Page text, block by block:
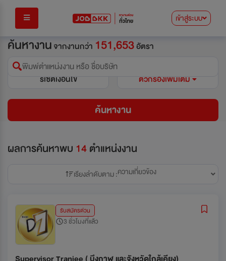
เข้าสู่ระบบ
ค้นหางานจากงานกว่า 151,653อัตรา
พิมพ์ตำแหน่งงาน หรือ ชื่อบริษัท
รีเซ็ตเงื่อนไข
ตัวกรองเพิ่มเติม
ค้นหางาน
ผลการค้นหาพบ 14ตำแหน่งงาน
เรียงลำดับตาม :ความเกี่ยวข้อง
รับสมัครด่วน
3 ชั่วโมงที่แล้ว